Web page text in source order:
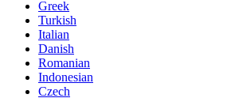
Greek
Turkish
Italian
Danish
Romanian
Indonesian
Czech